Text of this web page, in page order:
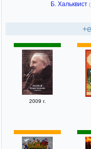
Б. Хальквист
2009 г.